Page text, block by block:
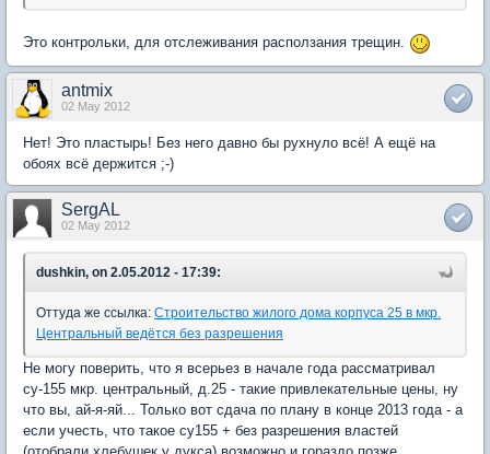
Это контрольки, для отслеживания расползания трещин.
antmix
02 May 2012
Нет! Это пластырь! Без него давно бы рухнуло всё! А ещё на
обоях всё держится ;-)
SergAL
02 May 2012
dushkin, on 2.05.2012 - 17:39:
Оттуда же ссылка: Строительство жилого дома корпуса 25 в мкр.
Центральный ведётся без разрешения
Не могу поверить, что я всерьез в начале года рассматривал
су-155 мкр. центральный, д.25 - такие привлекательные цены, ну
что вы, ай-я-яй... Только вот сдача по плану в конце 2013 года - а
если учесть, что такое су155 + без разрешения властей